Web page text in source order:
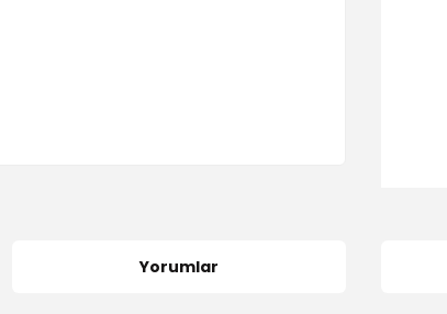
Yorumlar